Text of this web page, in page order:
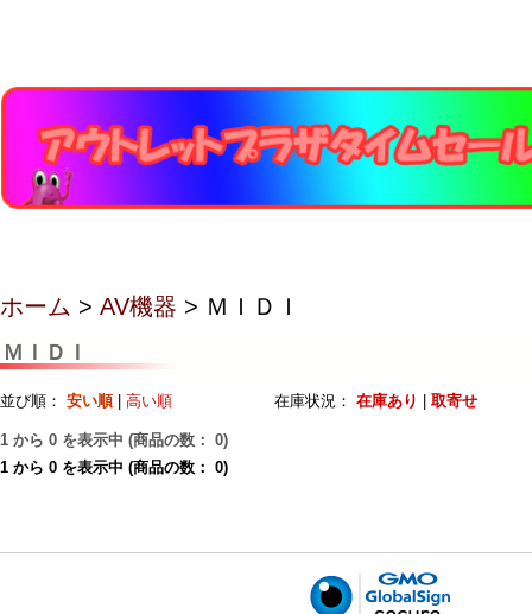
ホーム > AV機器 > ＭＩＤＩ
ＭＩＤＩ
並び順： 安い順| 高い順 在庫状況： 在庫あり 取寄せ
1 から 0 を表示中 (商品の数： 0)
1 から 0 を表示中 (商品の数： 0)